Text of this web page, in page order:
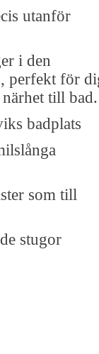
utanför
i den
perfekt för
till bad.
badplats
som till
stugor